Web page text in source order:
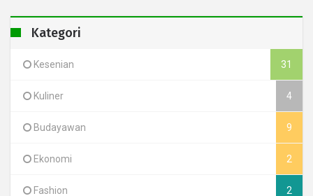
Kategori
Kesenian 31
Kuliner 4
Budayawan 9
Ekonomi 2
Fashion 2